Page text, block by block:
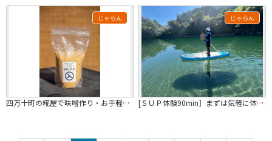
四万十町の糀屋で味噌作り・お手軽体験（1㎏）コース
じゃらん
[ＳＵＰ体験90min］まずは気軽に体験！！ 【仁淀川でのＳＵＰ体験プラン】初心...
じゃらん